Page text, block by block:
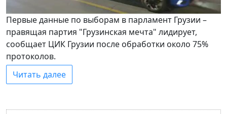
Первые данные по выборам в парламент Грузии –
правящая партия "Грузинская мечта" лидирует,
сообщает ЦИК Грузии после обработки около 75%
протоколов.
Читать далее